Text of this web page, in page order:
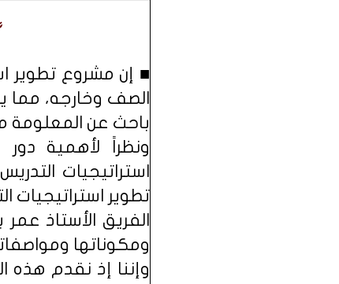
■ إن مشروع تطوير
الصف وخارجه،
باحث عن المعلومة
ونظراً لأهمية
استراتيجيات
تطوير
الفريق الأستاذ
ومكوناتها
وإننا إذ نقدم هذه